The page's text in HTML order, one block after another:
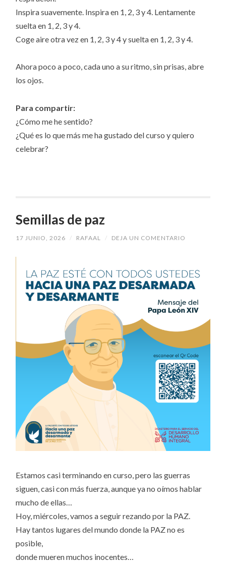
Inspira suavemente. Inspira en 1, 2, 3 y 4. Lentamente
suelta en 1, 2, 3 y 4.
Coge aire otra vez en 1, 2, 3 y 4 y suelta en 1, 2, 3 y 4.
Ahora poco a poco, cada uno a su ritmo, sin prisas, abre
los ojos.
Para compartir:
¿Cómo me he sentido?
¿Qué es lo que más me ha gustado del curso y quiero
celebrar?
Semillas de paz
17 JUNIO, 2026 / RAFAAL / DEJA UN COMENTARIO
Estamos casi terminando en curso, pero las guerras
siguen, casi con más fuerza, aunque ya no oímos hablar
mucho de ellas…
Hoy, miércoles, vamos a seguir rezando por la PAZ.
Hay tantos lugares del mundo donde la PAZ no es
posible,
donde mueren muchos inocentes…